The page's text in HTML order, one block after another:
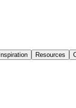
Inspiration Resources